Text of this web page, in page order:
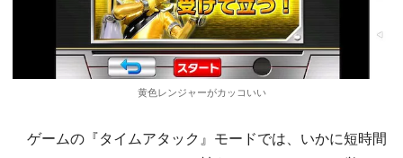
黄色レンジャーがカッコいい
ゲームの『タイムアタック』モードでは、いかに短時間